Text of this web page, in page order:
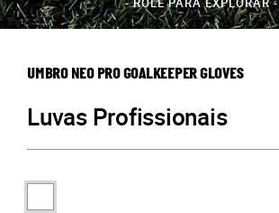
UMBRO NEO PRO GOALKEEPER GLOVES
Luvas Profissionais